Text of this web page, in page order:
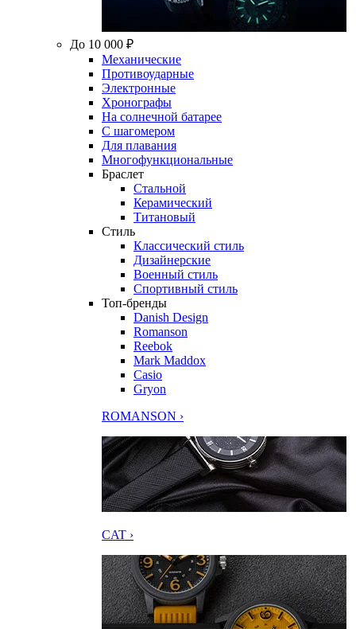
До 10 000 ₽
Механические
Противоударные
Электронные
Хронографы
На солнечной батарее
С шагомером
Для плавания
Многофункциональные
Браслет
Стальной
Керамический
Титановый
Стиль
Классический стиль
Дизайнерские
Военный стиль
Спортивный стиль
Топ-бренды
Danish Design
Romanson
Reebok
Mark Maddox
Casio
Gryon
ROMANSON ›
CAT ›